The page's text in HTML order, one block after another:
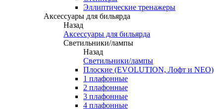
Эллиптические тренажеры
Аксессуары для бильярда
Назад
Аксессуары для бильярда
Светильники/лампы
Назад
Светильники/лампы
Плоские (EVOLUTION, Лофт и NEO)
1 плафонные
2 плафонные
3 плафонные
4 плафонные